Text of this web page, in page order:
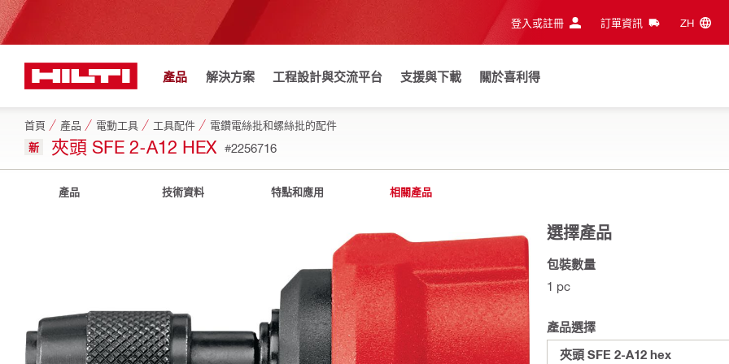
登入或註冊 訂單資訊 ZH‎
產品 解決方案 工程設計與交流平台 支援與下載 關於喜利得
首頁 產品 電動工具 工具配件 電鑽電絲批和螺絲批的配件
新 夾頭 SFE 2-A12 HEX #2256716
產品 技術資料 特點和應用 相關產品
選擇產品
包裝數量
1 pc
產品選擇
夾頭 SFE 2-A12 hex